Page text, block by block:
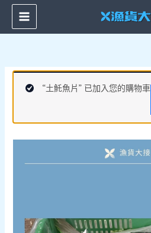
主
內
“土魠魚片” 已加入您的購物車
400/500g